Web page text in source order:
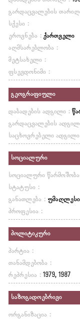
გარდაცვალების
სქესი :
ეროვნება : ქართველი
აღმსარებლობა :
მეტსახელი :
ფსევდონიმი :
გეოგრაფიული
დაბადების ადგილი :
გარდაცვალების
საცხოვრებელი
სოციალური
სოციალური
სტატუსი :
განათლება : უმაღლესი
პროფესია :
პოლიტიკური
პარტია :
თანამდებობა :
რეპრესია : 1979, 1987
საზოგადოებრივი
ორგანიზაცია :